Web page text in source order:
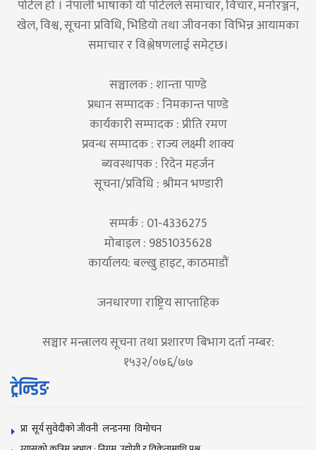
पोर्टल हो । नेपाली भाषाको यो पोर्टलले समाचार, विचार, मनोरञ्जन,
खेल, विश्व, सूचना प्रविधि, भिडियो तथा जीवनका विभिन्न आयामका
समाचार र विश्लेषणलाई समेट्छ।
सञ्चालक : शान्ता पाण्डे
प्रधान सम्पादक : निमकान्त पाण्डे
कार्यकारी सम्पादक : प्रीति रमण
प्रवन्ध सम्पादक : राज्य लक्ष्मी शाक्य
ब्यवस्थापक : रिदेन महर्जन
सूचना/प्रविधि : श्रीमन भण्डारी
सम्पर्क : 01-4336275
मोबाइल : 9851035628
कार्यालय: बल्खु हाइट, काठमाडौं
जनधारणा राष्ट्रिय साप्ताहिक
सञ्चार मन्त्रालय सूचना तथा प्रशारण बिभाग दर्ता नम्बर:
१५३२/०७६/७७
ट्रेन्डिङ
प्रा सूर्य सुवेदीको जीवनी लन्डनमा विमोचन